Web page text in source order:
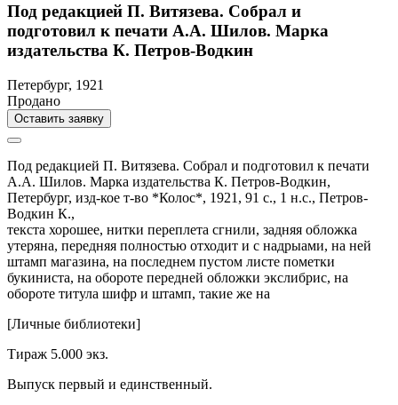
Под редакцией П. Витязева. Собрал и
подготовил к печати А.А. Шилов. Марка
издательства К. Петров-Водкин
Петербург, 1921
Продано
Оставить заявку
Под редакцией П. Витязева. Собрал и подготовил к печати
А.А. Шилов. Марка издательства К. Петров-Водкин,
Петербург, изд-кое т-во *Колос*, 1921, 91 с., 1 н.с., Петров-
Водкин К.,
текста хорошее, нитки переплета сгнили, задняя обложка
утеряна, передняя полностью отходит и с надрыами, на ней
штамп магазина, на последнем пустом листе пометки
букиниста, на обороте передней обложки экслибрис, на
обороте титула шифр и штамп, такие же на
[Личные библиотеки]
Тираж 5.000 экз.
Выпуск первый и единственный.